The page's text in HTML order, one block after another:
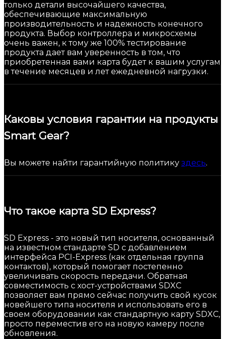
только детали высочайшего качества,
обеспечивающие максимальную
производительность и надежность конечного
продукта. Выбор контроллера и микросхемы
очень важен, к тому же 100% тестирование
продукта дает вам уверенность в том, что
приобретенная вами карта будет к вашим услугам
в течение месяцев и лет ежедневной нагрузки.
Каковы условия гарантии на продукты
Smart Gear?
Вы можете найти гарантийную политику здесь.
Что такое карта SD Express?
SD Express - это новый тип носителя, основанный
на известном стандарте SD с добавлением
интерфейса PCI-Express (как отдельная группа
контактов), который помогает постепенно
увеличивать скорость передачи. Обратная
совместимость с хост-устройствами SDXC
позволяет вам прямо сейчас получить свой кусок
новейшего типа носителя и использовать его в
своем оборудовании как стандартную карту SDXC,
просто переместив его на новую камеру после
обновления.